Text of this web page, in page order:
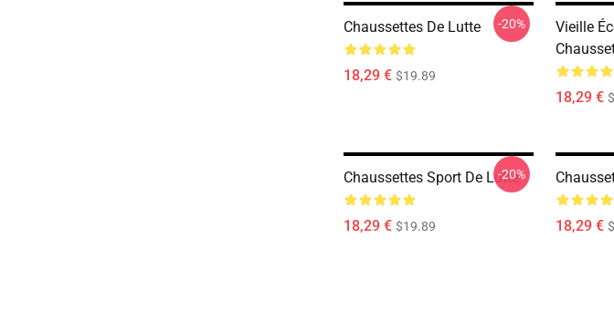
Chaussettes De Lutte
18,29 € $19.89
-20%
Vieille
18,29 €
Chaussettes Sport De Lutte
18,29 € $19.89
-20%
18,29 €